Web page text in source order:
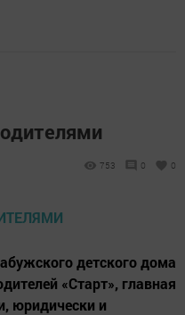
753 0 0
детского дома
«Старт», главная
юридически и